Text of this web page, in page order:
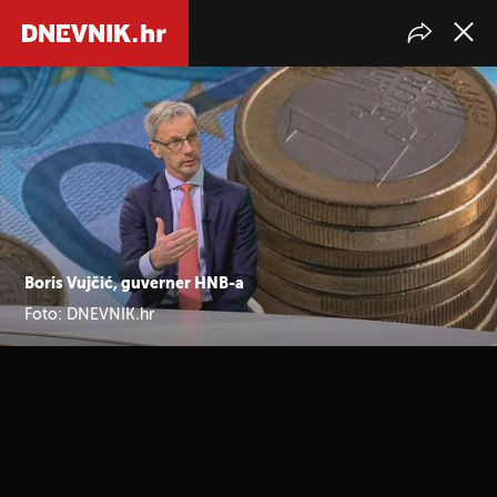
Boris Vujčić, guverner HNB-a
Foto: DNEVNIK.hr